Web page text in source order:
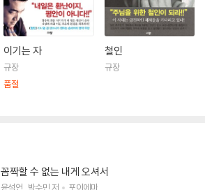
이기는 자
규장
품절
철인
규장
꼼짝할 수 없는 내게 오셔서
윤석언 박수민저 포이에마